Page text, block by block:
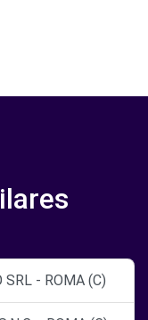
SRL - ROMA (C)